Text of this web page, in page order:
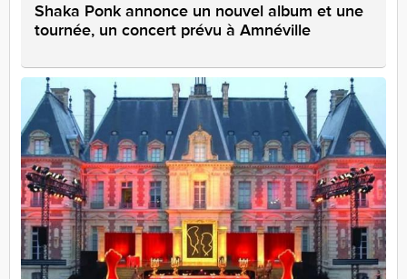
Shaka Ponk annonce un nouvel album et une
tournée, un concert prévu à Amnéville